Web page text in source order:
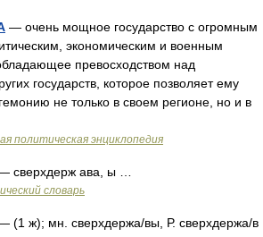
— очень мощное государство с огромным
экономическим и военным
превосходством над
государств, которое позволяет ему
не только в своем регионе, но и в
политическая энциклопедия
сверхдерж ава, ы …
словарь
(1 ж); мн. сверхдержа/вы, Р. сверхдержа/в